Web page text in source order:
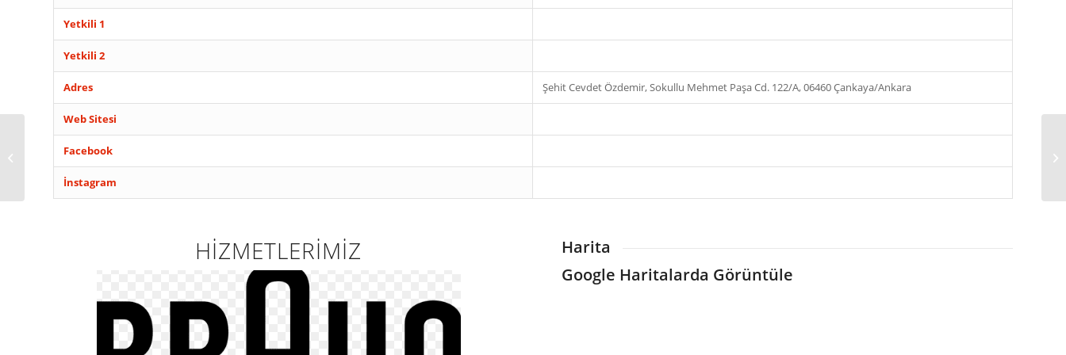
Yetkili 1
Yetkili 2
Adres Şehit Cevdet Özdemir, Sokullu Mehmet Paşa Cd. 122/A, 06460 Çankaya/Ankara
Web Sitesi
Facebook
İnstagram
HİZMETLERİMİZ
Harita
Google Haritalarda Görüntüle
MARDİN NUSAYBİN
PSİKOLOG